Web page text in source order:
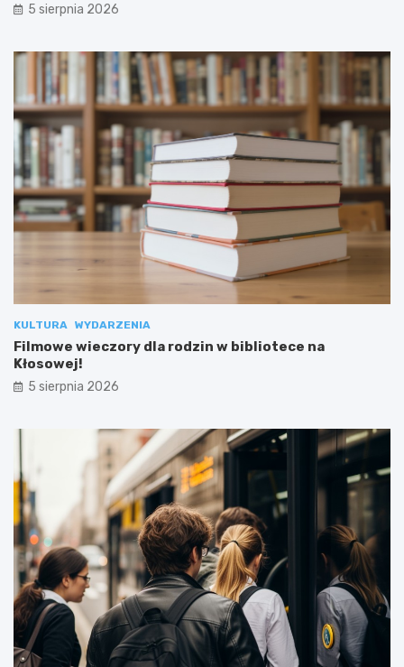
5 sierpnia 2026
KULTURA WYDARZENIA
Filmowe wieczory dla rodzin w bibliotece na
Kłosowej!
5 sierpnia 2026